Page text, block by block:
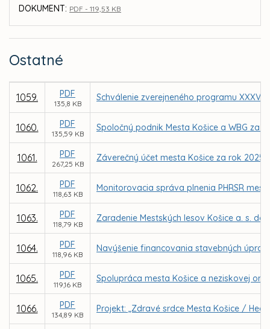
DOKUMENT: PDF - 119,53 KB
Ostatné
1059. PDF
135,8 KB
Schválenie zverejneného programu XXXV.
1060. PDF
135,59 KB
Spoločný podnik Mesta Košice a WBG za
1061. PDF
267,25 KB
Záverečný účet mesta Košice za rok 2025
1062. PDF
118,63 KB
Monitorovacia správa plnenia PHRSR
1063. PDF
118,79 KB
Zaradenie Mestských lesov Košice a. s.
1064. PDF
118,96 KB
Navýšenie financovania stavebných
1065. PDF
119,16 KB
Spolupráca mesta Košice a neziskovej
1066. PDF
134,89 KB
Projekt: „Zdravé srdce Mesta Košice /